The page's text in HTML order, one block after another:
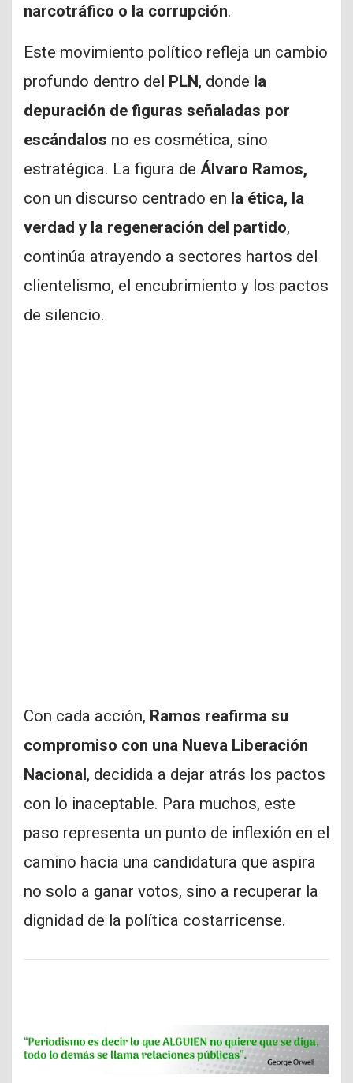
narcotráfico o la corrupción.
Este movimiento político refleja un cambio
profundo dentro del PLN, donde la
depuración de figuras señaladas por
escándalos no es cosmética, sino
estratégica. La figura de Álvaro Ramos,
con un discurso centrado en la ética, la
verdad y la regeneración del partido,
continúa atrayendo a sectores hartos del
clientelismo, el encubrimiento y los pactos
de silencio.
Con cada acción, Ramos reafirma su
compromiso con una Nueva Liberación
Nacional, decidida a dejar atrás los pactos
con lo inaceptable. Para muchos, este
paso representa un punto de inflexión en el
camino hacia una candidatura que aspira
no solo a ganar votos, sino a recuperar la
dignidad de la política costarricense.